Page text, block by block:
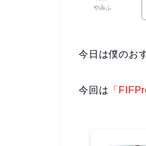
やみふ
今日は僕のお
今回は 「